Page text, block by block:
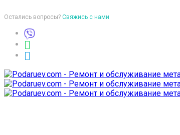
Остались вопросы? Свяжись с нами